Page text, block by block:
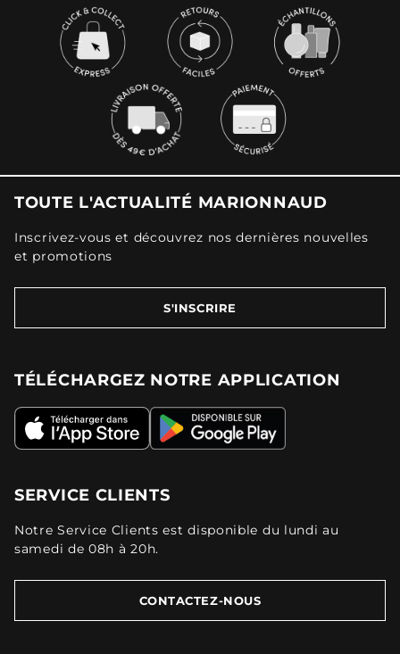
TOUTE L'ACTUALITÉ MARIONNAUD
Inscrivez-vous et découvrez nos dernières nouvelles
et promotions
S'INSCRIRE
TÉLÉCHARGEZ NOTRE APPLICATION
SERVICE CLIENTS
Notre Service Clients est disponible du lundi au
samedi de 08h à 20h.
CONTACTEZ-NOUS